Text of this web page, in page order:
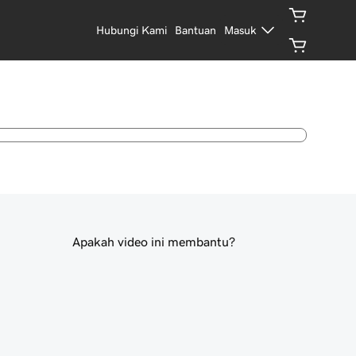
Hubungi Kami Bantuan Masuk
Apakah video ini membantu?